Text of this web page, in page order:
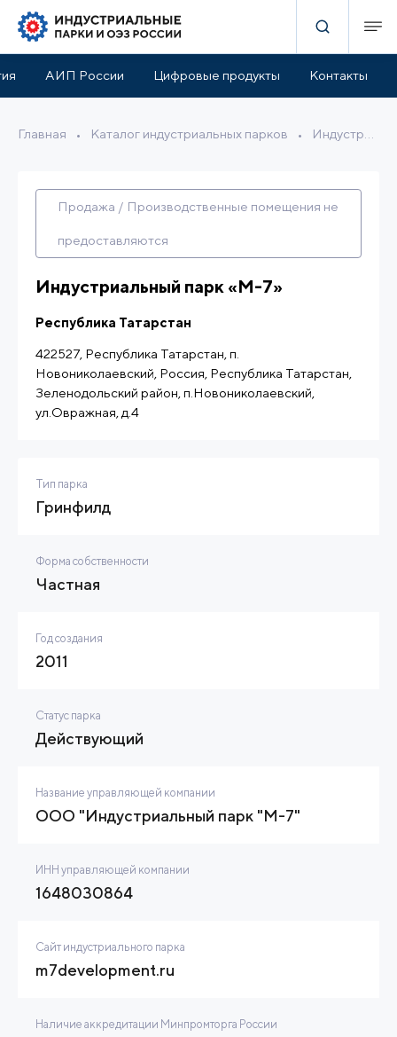
АИП России Цифровые продукты Контакты
Главная • Каталог индустриальных парков •
Льготы и поддержка Описание
Продажа / Производственные помещения не
предоставляются
Индустриальный парк «М-7»
Республика Татарстан
422527, Республика Татарстан, п.
Новониколаевский, Россия, Республика Татарстан,
Зеленодольский район, п.Новониколаевский,
ул.Овражная, д.4
Тип парка
Гринфилд
Форма собственности
Частная
Год создания
2011
Статус парка
Действующий
Название управляющей компании
ООО "Индустриальный парк "М-7"
ИНН управляющей компании
1648030864
Сайт индустриального парка
m7development.ru
Наличие аккредитации Минпромторга России